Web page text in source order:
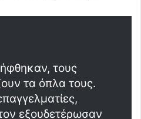
τους
τα όπλα τους.
εξουδετέρωσαν